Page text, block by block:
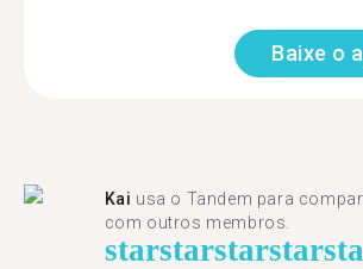
Baixe o
Kai usa o Tandem para
com outros membros.
starstarstarstar